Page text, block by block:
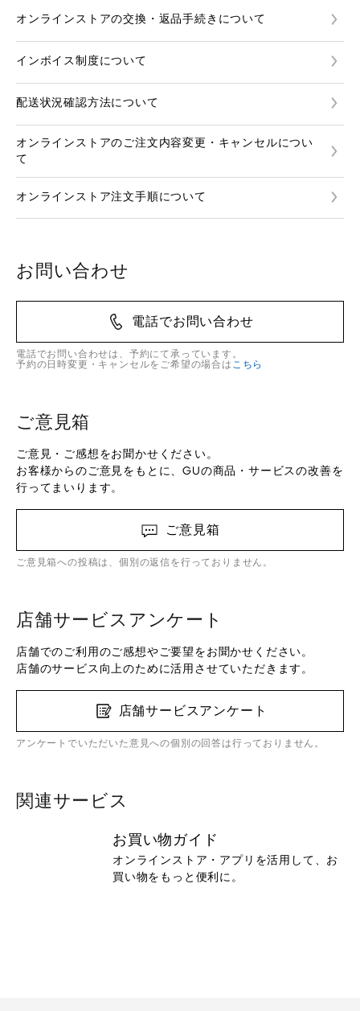
オンラインストアの交換・返品手続きについて
インボイス制度について
配送状況確認方法について
オンラインストアのご注文内容変更・キャンセルについ
て
オンラインストア注文手順について
お問い合わせ
電話でお問い合わせ
電話でお問い合わせは、予約にて承っています。
予約の日時変更・キャンセルをご希望の場合は こちら
ご意見箱
ご意見・ご感想をお聞かせください。
お客様からのご意見をもとに、GUの商品・サービスの改善を
行ってまいります。
ご意見箱
ご意見箱への投稿は、個別の返信を行っておりません。
店舗サービスアンケート
店舗でのご利用のご感想やご要望をお聞かせください。
店舗のサービス向上のために活用させていただきます。
店舗サービスアンケート
アンケートでいただいた意見への個別の回答は行っておりません。
関連サービス
お買い物ガイド
オンラインストア・アプリを活用して、お
買い物をもっと便利に。